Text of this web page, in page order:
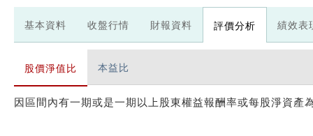
基本資料 收盤行情 財報資料 評價分析 績效表
股價淨值比 本益比
因區間內有一期或是一期以上股東權益報酬率或每股淨資產